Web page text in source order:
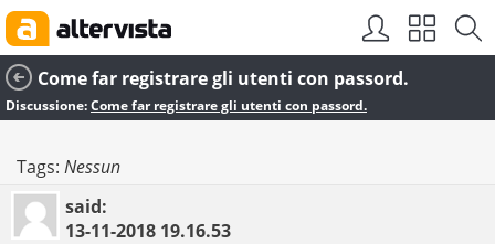
Come far registrare gli utenti con passord.
Discussione:Come far registrare gli utenti con passord.
Tags: Nessun
said:
13-11-2018 19.16.53